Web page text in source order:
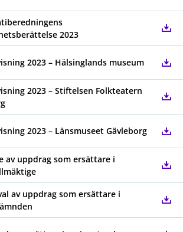
2023
2023 – Hälsinglands museum
2023 – Stiftelsen Folkteatern
2023 – Länsmuseet Gävleborg
av uppdrag som ersättare i
av uppdrag som ersättare i